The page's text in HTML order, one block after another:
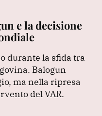
e la decisione
durante la sfida tra
Balogun
ma nella ripresa
del VAR.